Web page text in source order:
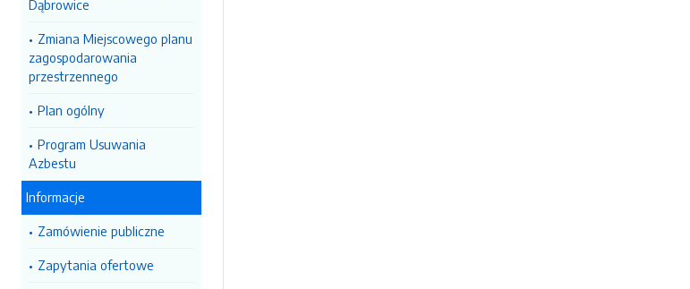
Dąbrowice
Zmiana Miejscowego planu
zagospodarowania
przestrzennego
Plan ogólny
Program Usuwania
Azbestu
Informacje
Zamówienie publiczne
Zapytania ofertowe